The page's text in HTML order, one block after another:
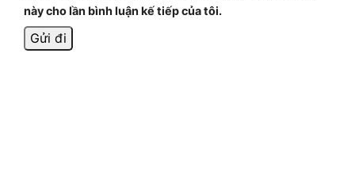
này cho lần bình luận kế tiếp của tôi.